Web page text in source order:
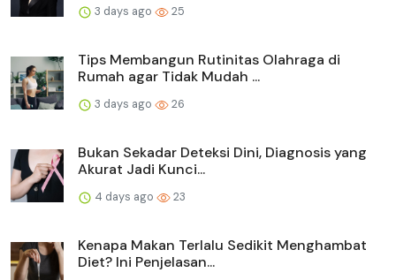
3 days ago 25
Tips Membangun Rutinitas Olahraga di
Rumah agar Tidak Mudah ...
3 days ago 26
Bukan Sekadar Deteksi Dini, Diagnosis yang
Akurat Jadi Kunci...
4 days ago 23
Kenapa Makan Terlalu Sedikit Menghambat
Diet? Ini Penjelasan...